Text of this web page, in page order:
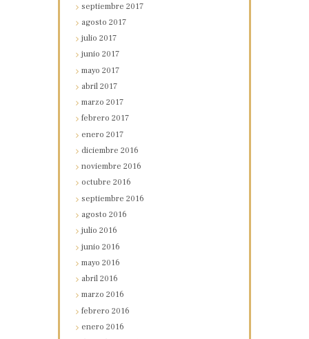
septiembre2017
agosto2017
julio2017
junio2017
mayo2017
abril2017
marzo2017
febrero2017
enero2017
diciembre2016
noviembre2016
octubre2016
septiembre2016
agosto2016
julio2016
junio2016
mayo2016
abril2016
marzo2016
febrero2016
enero2016